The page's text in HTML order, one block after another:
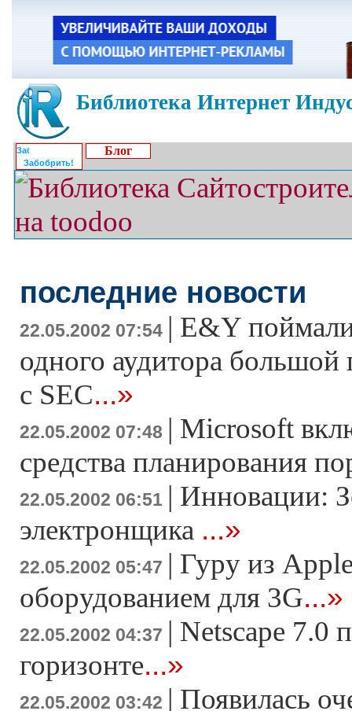
Библиотека Интернет
Забобрить!
Блог
последние новости
22.05.2002 07:54 | E&Y
одного аудитора
с SEC...»
22.05.2002 07:48 | Microsoft
средства планирования
22.05.2002 06:51 | Инновации:
электронщика ...»
22.05.2002 05:47 | Гуру из
оборудованием для 3G...»
22.05.2002 04:37 | Netscape 7.0
горизонте...»
22.05.2002 03:42 | Появилась